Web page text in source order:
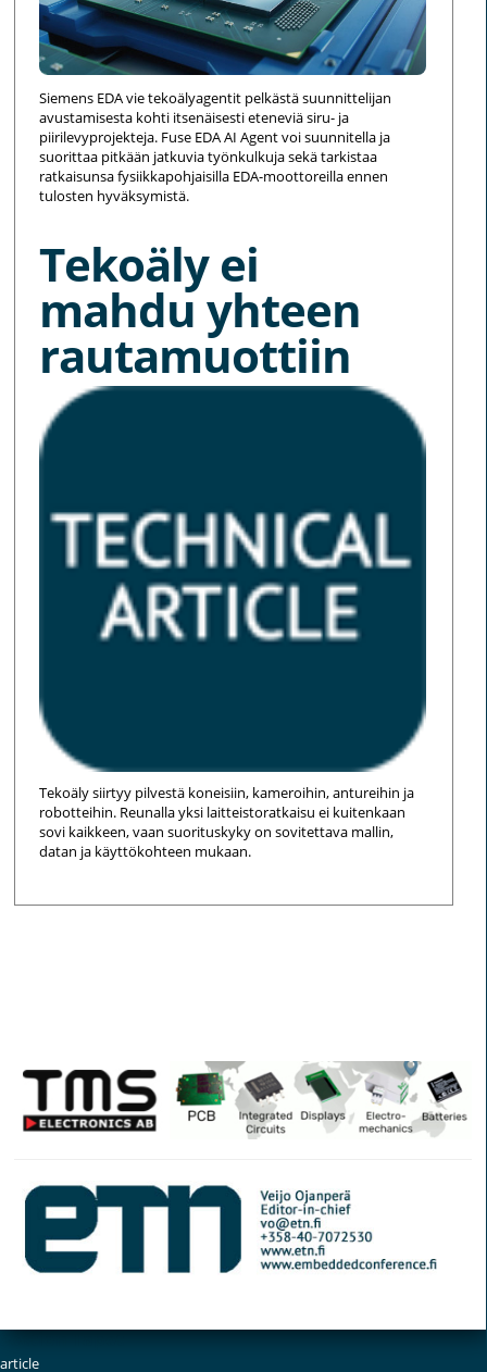
Siemens EDA vie tekoälyagentit pelkästä suunnittelijan
avustamisesta kohti itsenäisesti eteneviä siru- ja
piirilevyprojekteja. Fuse EDA AI Agent voi suunnitella ja
suorittaa pitkään jatkuvia työnkulkuja sekä tarkistaa
ratkaisunsa fysiikkapohjaisilla EDA-moottoreilla ennen
tulosten hyväksymistä.
Tekoäly ei
mahdu yhteen
rautamuottiin
Tekoäly siirtyy pilvestä koneisiin, kameroihin, antureihin ja
robotteihin. Reunalla yksi laitteistoratkaisu ei kuitenkaan
sovi kaikkeen, vaan suorituskyky on sovitettava mallin,
datan ja käyttökohteen mukaan.
article